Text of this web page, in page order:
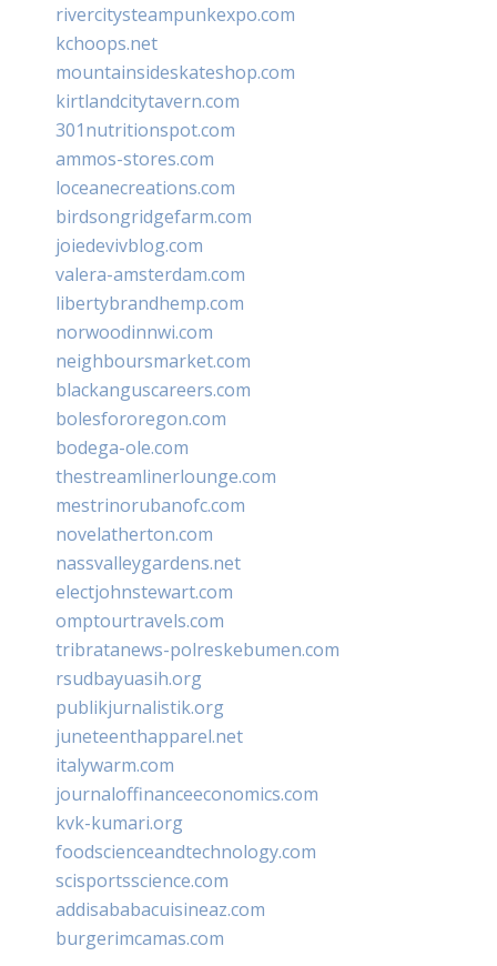
rivercitysteampunkexpo.com
kchoops.net
mountainsideskateshop.com
kirtlandcitytavern.com
301nutritionspot.com
ammos-stores.com
loceanecreations.com
birdsongridgefarm.com
joiedevivblog.com
valera-amsterdam.com
libertybrandhemp.com
norwoodinnwi.com
neighboursmarket.com
blackanguscareers.com
bolesfororegon.com
bodega-ole.com
thestreamlinerlounge.com
mestrinorubanofc.com
novelatherton.com
nassvalleygardens.net
electjohnstewart.com
omptourtravels.com
tribratanews-polreskebumen.com
rsudbayuasih.org
publikjurnalistik.org
juneteenthapparel.net
italywarm.com
journaloffinanceeconomics.com
kvk-kumari.org
foodscienceandtechnology.com
scisportsscience.com
addisababacuisineaz.com
burgerimcamas.com